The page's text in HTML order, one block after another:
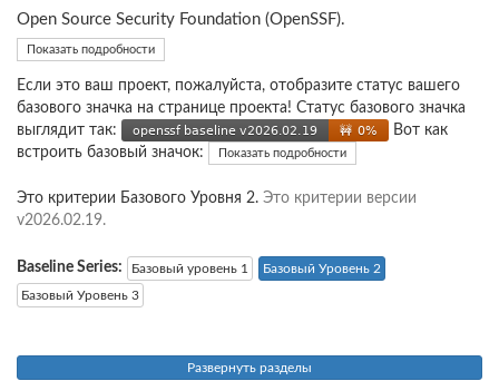
Open Source Security Foundation (OpenSSF).
Показать подробности
Если это ваш проект, пожалуйста, отобразите статус вашего
базового значка на странице проекта! Статус базового значка
выглядит так:
Вот как
встроить базовый значок:
Показать подробности
Это критерии Базового Уровня 2. Это критерии версии
v2026.02.19.
Baseline Series: Базовый уровень 1
Базовый Уровень 2
Базовый Уровень 3
Развернуть разделы